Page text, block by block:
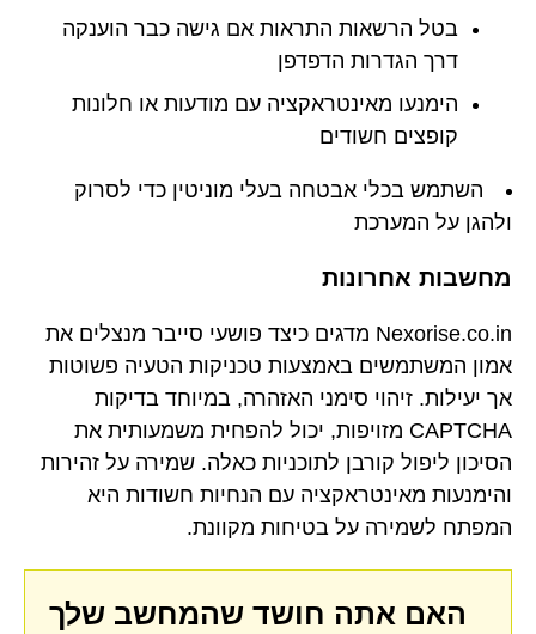
בטל הרשאות התראות אם גישה כבר הוענקה
דרך הגדרות הדפדפן
הימנעו מאינטראקציה עם מודעות או חלונות
קופצים חשודים
השתמש בכלי אבטחה בעלי מוניטין כדי לסרוק
ולהגן על המערכת
מחשבות אחרונות
Nexorise.co.in מדגים כיצד פושעי סייבר מנצלים את
אמון המשתמשים באמצעות טכניקות הטעיה פשוטות
אך יעילות. זיהוי סימני האזהרה, במיוחד בדיקות
CAPTCHA מזויפות, יכול להפחית משמעותית את
הסיכון ליפול קורבן לתוכניות כאלה. שמירה על זהירות
והימנעות מאינטראקציה עם הנחיות חשודות היא
המפתח לשמירה על בטיחות מקוונת.
האם אתה חושד שהמחשב שלך